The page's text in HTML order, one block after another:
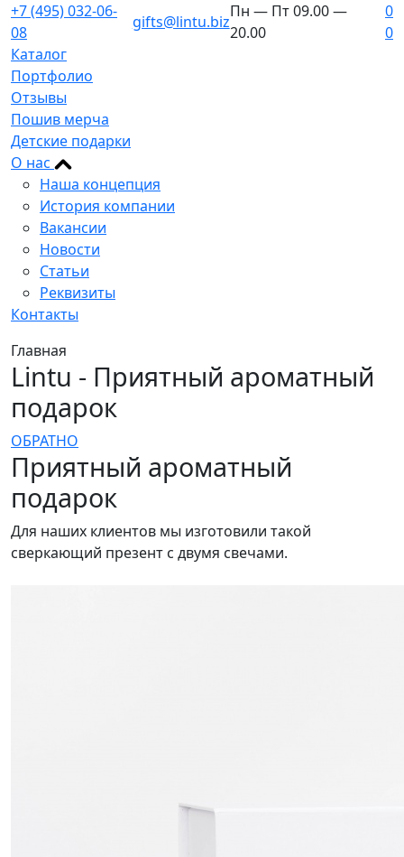
+7 (495) 032-06-
08
gifts@lintu.biz
Пн — Пт 09.00 —
20.00
0
0
Каталог
Портфолио
Отзывы
Пошив мерча
Детские подарки
О нас
Наша концепция
История компании
Вакансии
Новости
Статьи
Реквизиты
Контакты
Главная
Lintu - Приятный ароматный
подарок
ОБРАТНО
Приятный ароматный
подарок
Для наших клиентов мы изготовили такой
сверкающий презент с двумя свечами.